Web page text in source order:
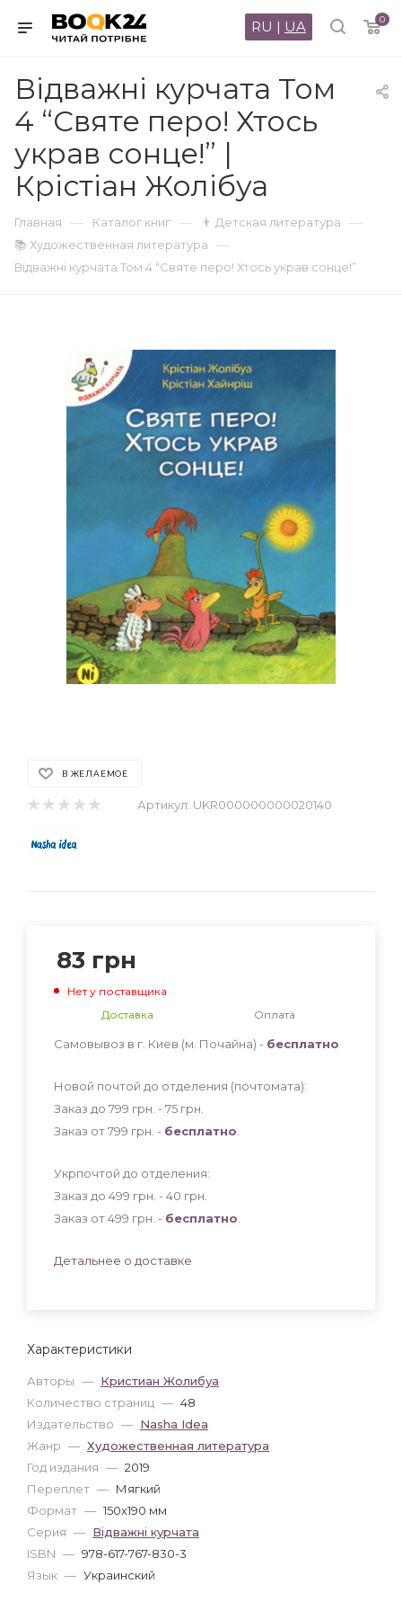
0
RU | UA
Відважні курчата Том
4 “Святе перо! Хтось
украв сонце!” |
Крістіан Жолібуа
Главная — Каталог книг — 👨 Детская литература —
📚 Художественная литература —
Відважні курчата Том 4 “Святе перо! Хтось украв сонце!”
В ЖЕЛАЕМОЕ
Артикул: UKR000000000020140
Характеристики
Авторы — Кристиан Жолибуа
Количество страниц — 48
Издательство — Nasha Idea
Жанр — Художественная литература
Год издания — 2019
Переплет — Мягкий
Формат — 150x190 мм
Серия — Відважні курчата
ISBN — 978-617-767-830-3
Язык — Украинский
83 грн
Нет у поставщика
Доставка
Оплата
Самовывоз в г. Киев (м. Почайна) - бесплатно
Новой почтой до отделения (почтомата):
Заказ до 799 грн. - 75 грн
Заказ от 799 грн. - бесплатно
Укрпочтой до отделения:
Заказ до 499 грн. - 40 грн
Заказ от 499 грн. - бесплатно
Детальнее о доставке